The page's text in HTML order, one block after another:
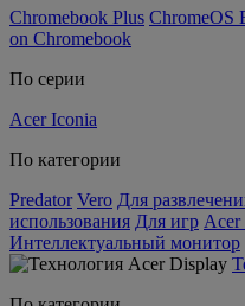
Chromebook Plus ChromeOS
on Chromebook
По серии
Acer Iconia
По категории
Predator Vero Для
использования Для игр
Интеллектуальный монитор